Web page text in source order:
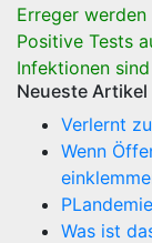
Erreger
Positive Tests
Infektionen
Neueste Artikel
Verlernt
Wenn
Was ist